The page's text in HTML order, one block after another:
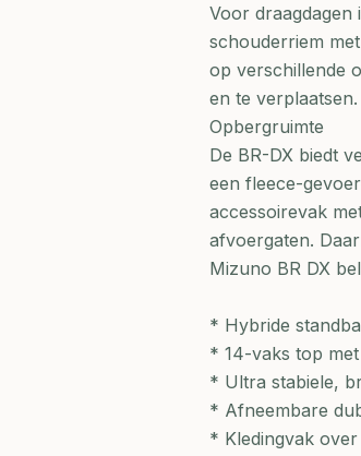
Voor draagdagen
schouderriem
op verschillende
en te verplaatsen.
Opbergruimte
De BR-DX biedt
een fleece-
accessoirevak
afvoergaten.
Mizuno BR DX
* Hybride
* 14-vaks top
* Ultra stabiele,
* Afneembare
* Kledingvak